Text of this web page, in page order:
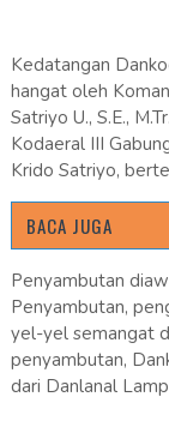
Kedatangan
hangat oleh
Satriyo U., S.E.,
Kodaeral III
Krido Satriyo,
BACA JUGA
Penyambutan
Penyambutan,
yel-yel semangat
penyambutan,
dari Danlanal